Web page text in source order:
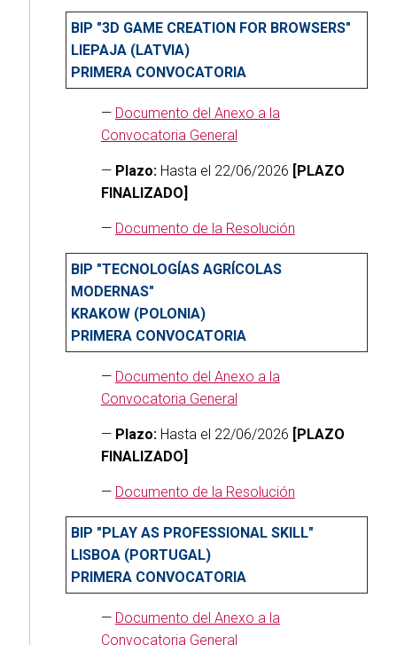
BIP "3D GAME CREATION FOR BROWSERS"
LIEPAJA (LATVIA)
PRIMERA CONVOCATORIA
— Documento del Anexo a la
Convocatoria General
— Plazo:Hasta el 22/06/2026 [PLAZO
FINALIZADO]
— Documento de la Resolución
BIP "TECNOLOGÍAS AGRÍCOLAS
MODERNAS"
KRAKOW (POLONIA)
PRIMERA CONVOCATORIA
— Documento del Anexo a la
Convocatoria General
— Plazo:Hasta el 22/06/2026 [PLAZO
FINALIZADO]
— Documento de la Resolución
BIP "PLAY AS PROFESSIONAL SKILL"
LISBOA (PORTUGAL)
PRIMERA CONVOCATORIA
— Documento del Anexo a la
Convocatoria General